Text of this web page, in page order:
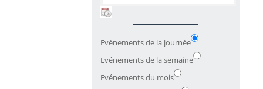
Evénements de la journée
Evénements de la semaine
Evénements du mois